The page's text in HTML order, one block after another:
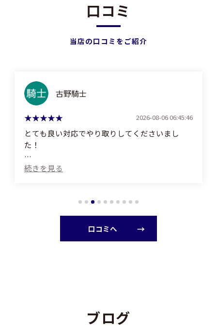
口コミ
当店の口コミをご紹介
古野騎士
2026-08-06 06:45:46
とても良い対応でやり取りしてくださいまし
た！
(Translated by Google)
口コミへ
ブログ